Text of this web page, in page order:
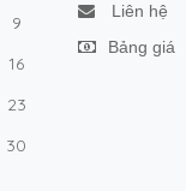
9
16
23
30
Liên hệ
Bảng giá